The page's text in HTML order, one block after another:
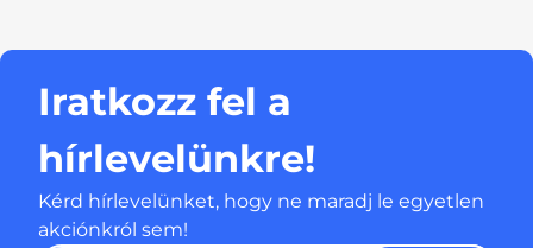
Iratkozz fel a
hírlevelünkre!
Kérd hírlevelünket, hogy ne maradj le egyetlen
akciónkról sem!